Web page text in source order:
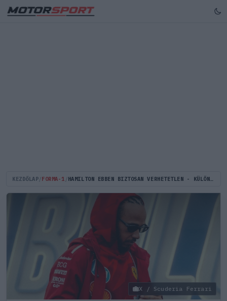
KEZDŐLAP FORMA-1 HAMILTON EBBEN BIZTOSAN VERHETETLEN - KÜLÖNLEGES GESZTUST TETT LECLERC FELÉ
X / Scuderia Ferrari